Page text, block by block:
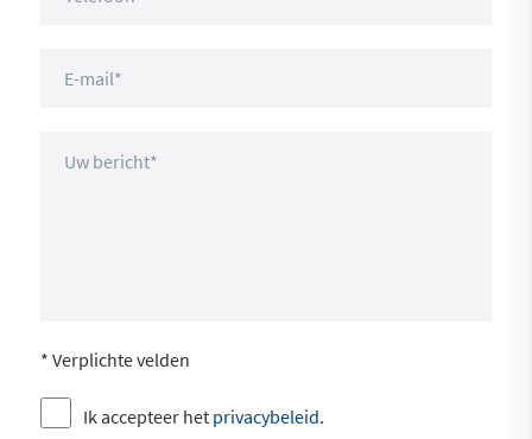
* Verplichte velden
Ik accepteer het privacybeleid.